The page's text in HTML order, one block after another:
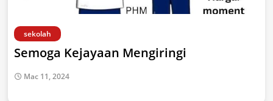
sekolah
Semoga Kejayaan Mengiringi
Mac 11, 2024